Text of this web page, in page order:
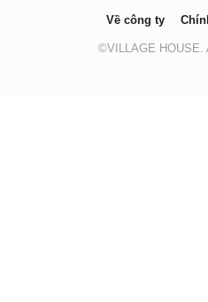
Về công ty
©VILLAGE HOUSE.